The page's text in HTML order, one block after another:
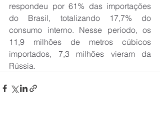
respondeu por 61% das importações
do Brasil, totalizando 17,7% do
consumo interno. Nesse período, os
11,9 milhões de metros cúbicos
importados, 7,3 milhões vieram da
Rússia.